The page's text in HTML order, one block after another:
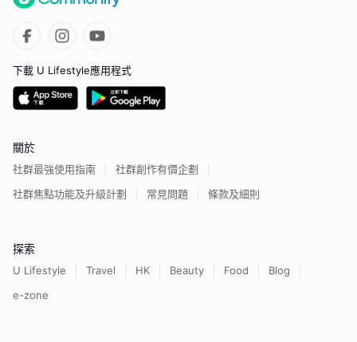
下載 U Lifestyle應用程式
關於
社群最強使用指南
社群創作有價企劃
社群焦點功能及升級計劃
常見問題 條款及細則
探索
U Lifestyle Travel HK Beauty Food
Blog
e-zone